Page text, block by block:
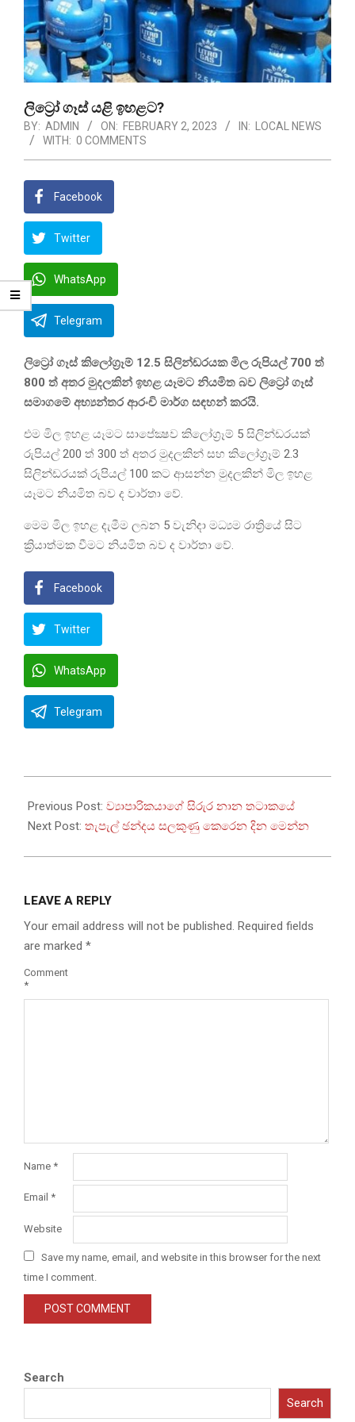
ලිට්‍රෝ ගෑස් යළි ඉහළට?
BY: ADMIN ON: FEBRUARY 2, 2023 IN:
LOCAL NEWS
WITH: 0 COMMENTS
Facebook
Twitter
WhatsApp
Telegram
ලිට්‍රෝ ගෑස් කිලෝග්‍රෑම් 12.5 සිලින්ඩරයක මිල රුපියල් 700 ත්
800 ත් අතර මුදලකින් ඉහළ යෑමට නියමිත බව ලිට්‍රෝ ගෑස්
සමාගමේ අභ්‍යන්තර ආරංචි මාර්ග සඳහන් කරයි.
එම මිල ඉහළ යෑමට සාපේක්‍ෂව කිලෝග්‍රෑම් 5 සිලින්ඩරයක්
රුපියල් 200 ත් 300 ත් අතර මුදලකින් සහ කිලෝග්‍රෑම් 2.3
සිලින්ඩරයක් රුපියල් 100 කට ආසන්න මුදලකින් මිල ඉහළ
යෑමට නියමිත බව ද වාර්තා වේ.
මෙම මිල ඉහළ දැමීම ලබන 5 වැනිදා මධ්‍යම රාත්‍රියේ සිට
ක්‍රියාත්මක වීමට නියමිත බව ද වාර්තා වේ.
Facebook
Twitter
WhatsApp
Telegram
02-
02
Previous Post: ව්‍යාපාරිකයාගේ සිරුර නාන තටාකයේ
Next Post: තැපැල් ඡන්දය සලකුණු කෙරෙන දින මෙන්න
LEAVE A REPLY
Your email address will not be published. Required fields
are marked *
Comment
*
Name *
Email *
Website
Save my name, email, and website in this browser for the next
time I comment.
Search
Search